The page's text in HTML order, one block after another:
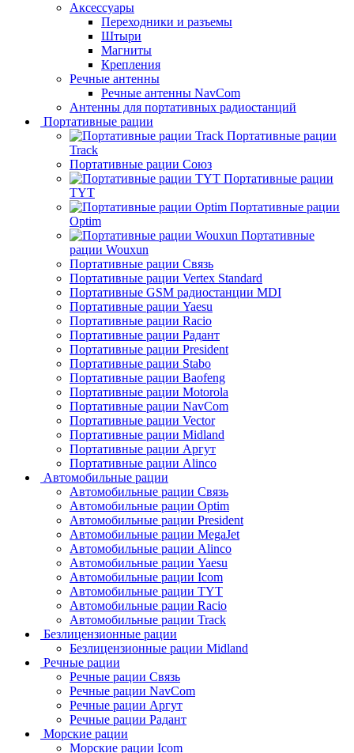
Аксессуары
Переходники и разъемы
Штыри
Магниты
Крепления
Речные антенны
Речные антенны NavCom
Антенны для портативных радиостанций
Портативные рации
Портативные рации
Track
Портативные рации Союз
Портативные рации
TYT
Портативные рации
Optim
Портативные
рации Wouxun
Портативные рации Связь
Портативные рации Vertex Standard
Портативные GSM радиостанции MDI
Портативные рации Yaesu
Портативные рации Racio
Портативные рации Радант
Портативные рации President
Портативные рации Stabo
Портативные рации Baofeng
Портативные рации Motorola
Портативные рации NavCom
Портативные рации Vector
Портативные рации Midland
Портативные рации Аргут
Портативные рации Alinco
Автомобильные рации
Автомобильные рации Связь
Автомобильные рации Optim
Автомобильные рации President
Автомобильные рации MegaJet
Автомобильные рации Alinco
Автомобильные рации Yaesu
Автомобильные рации Icom
Автомобильные рации TYT
Автомобильные рации Racio
Автомобильные рации Track
Безлицензионные рации
Безлицензионные рации Midland
Речные рации
Речные рации Связь
Речные рации NavCom
Речные рации Аргут
Речные рации Радант
Морские рации
Морские рации Icom